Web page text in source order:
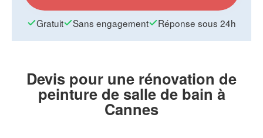
Gratuit Sans engagement Réponse sous 24h
Devis pour une rénovation de
peinture de salle de bain à
Cannes